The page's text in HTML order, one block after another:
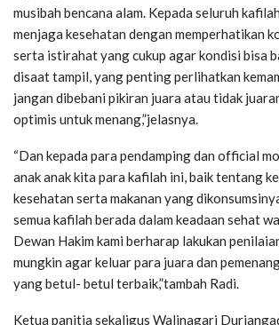
musibah bencana alam. Kepada seluruh
menjaga kesehatan dengan memperhatikan
serta istirahat yang cukup agar kondisi bisa
disaat tampil, yang penting perlihatkan
jangan dibebani pikiran juara atau tidak
optimis untuk menang,”jelasnya.
“Dan kepada para pendamping dan official
anak anak kita para kafilah ini, baik tentang
kesehatan serta makanan yang
semua kafilah berada dalam keadaan sehat
Dewan Hakim kami berharap lakukan
mungkin agar keluar para juara dan
yang betul- betul terbaik,”tambah Radi.
Ketua panitia sekaligus Walinagari